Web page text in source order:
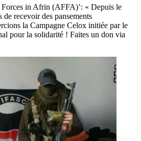
Forces in Afrin (AFFA)’: « Depuis le
recevoir des pansements
la Campagne Celox initiée par le
pour la solidarité ! Faites un don via